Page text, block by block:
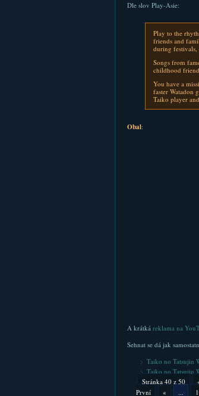
Dle slov Play-Asie:
Play to the
friends and
during festivals,
Songs from
childhood
You have a
faster Watadon
Taiko player
Obal:
A krátká reklama na
Sehnat se dá jak
Taiko no Tatsujin
Taiko no Tatsujin
Stránka 40 z 50
První
« ...